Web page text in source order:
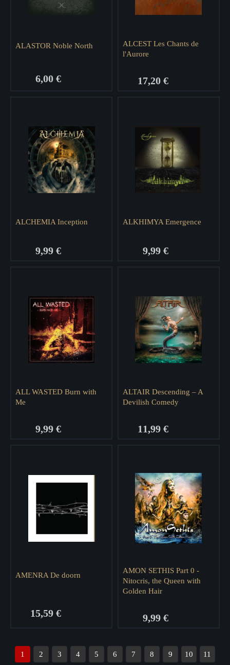
ALASTOR Noble North
6,00 €
ALCEST Les Chants de
l'Aurore
17,20 €
ALCHEMIA Inception
9,99 €
ALKHIMYA Emergence
9,99 €
ALL WASTED Burn with
Me
9,99 €
ALTAIR Descending – A
Devilish Comedy
11,99 €
AMENRA De doorn
15,59 €
AMON SETHIS Part 0 -
Nitocris, the Queen with
Golden Hair
9,99 €
1 2 3 4 5 6 7 8 9 10 11